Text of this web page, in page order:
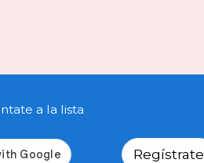
a la lista
Regístrate